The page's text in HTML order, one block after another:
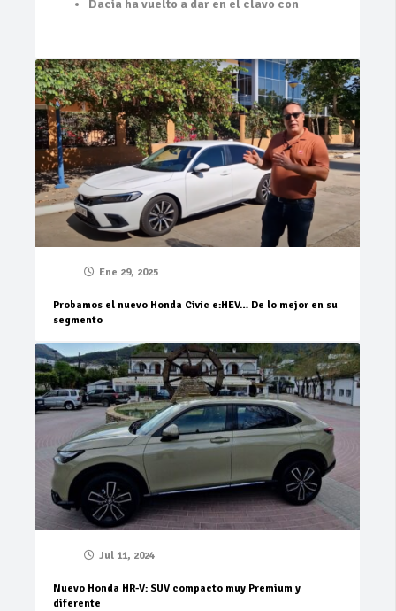
Dacia ha vuelto a dar en el clavo con
Ene 29, 2025
Probamos el nuevo Honda Civic e:HEV… De lo mejor en su
segmento
Jul 11, 2024
Nuevo Honda HR-V: SUV compacto muy Premium y
diferente